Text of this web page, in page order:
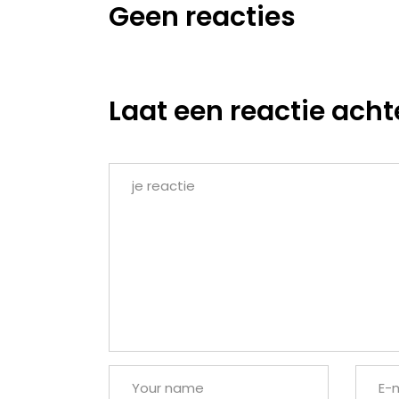
Geen reacties
Laat een reactie